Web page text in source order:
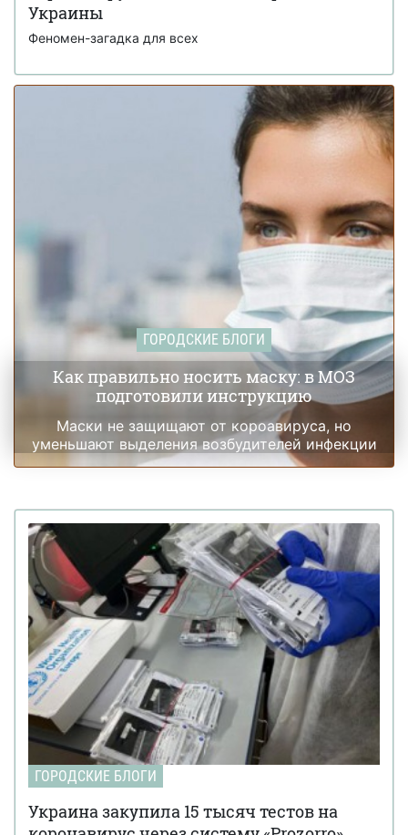
Украины
Феномен-загадка для всех
ГОРОДСКИЕ БЛОГИ
Как правильно носить маску: в МОЗ
подготовили инструкцию
Маски не защищают от короавируса, но
уменьшают выделения возбудителей инфекции
ГОРОДСКИЕ БЛОГИ
Украина закупила 15 тысяч тестов на